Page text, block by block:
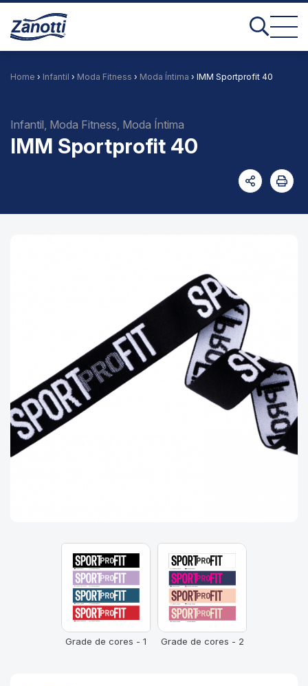
Home › Infantil › Moda Fitness › Moda Íntima › IMM Sportprofit 40
Infantil, Moda Fitness, Moda Íntima
IMM Sportprofit 40
Grade de cores - 1 Grade de cores - 2